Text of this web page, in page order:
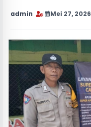
admin Mei 27, 2026